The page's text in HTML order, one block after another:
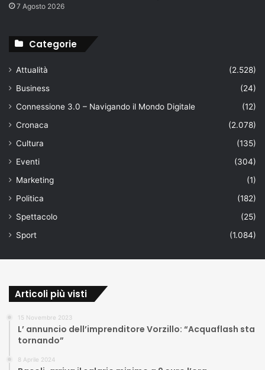
7 Agosto 2026
Categorie
Attualità
(2.528)
Business
(24)
Connessione 3.0 – Navigando il Mondo Digitale
(12)
Cronaca
(2.078)
Cultura
(135)
Eventi
(304)
Marketing
(1)
Politica
(182)
Spettacolo
(25)
Sport
(1.084)
Articoli più visti
15 Novembre 2023
L’ annuncio dell’imprenditore Vorzillo: “Acquaflash sta
tornando”
8 Aprile 2024